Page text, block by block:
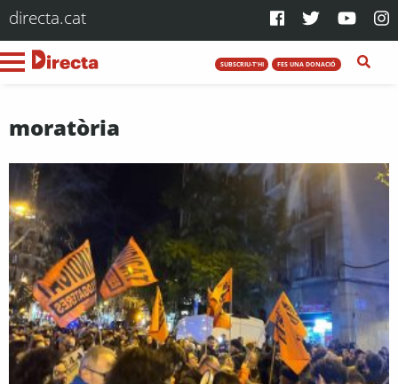
directa.cat
SUBSCRIU-T'HI FES UNA DONACIÓ
moratòria